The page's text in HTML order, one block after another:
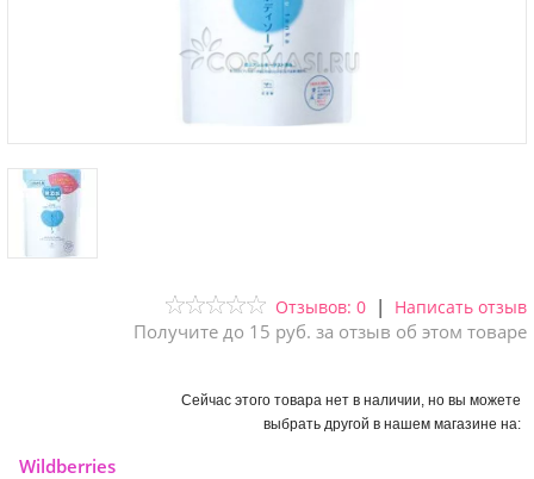
Отзывов: 0 | Написать отзыв
Получите до 15 руб. за отзыв об этом товаре
Сейчас этого товара нет в наличии, но вы можете
выбрать другой в нашем магазине на:
Wildberries